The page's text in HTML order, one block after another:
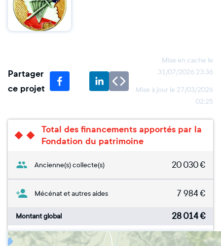
Partager
ce projet
Mise en cache le
31/07/2026 23:36
Mise à jour le 27/03/2026
02:25
Total des financements apportés par la
Fondation du patrimoine
Ancienne(s) collecte(s) 20 030€
Mécénat et autres aides 7 984€
Montant global 28 014€